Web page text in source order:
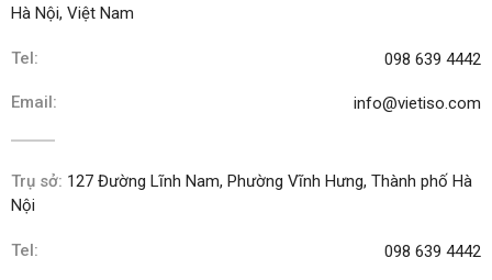
Hà Nội, Việt Nam
Tel: 098 639 4442
Email: info@vietiso.com
Trụ sở: 127 Đường Lĩnh Nam, Phường Vĩnh Hưng, Thành phố Hà
Nội
Tel: 098 639 4442